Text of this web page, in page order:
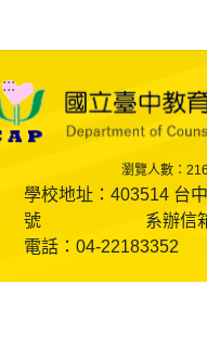
:::
瀏覽人數：
學校地址：403514 台
號 系辦信箱：
電話：04-22183352